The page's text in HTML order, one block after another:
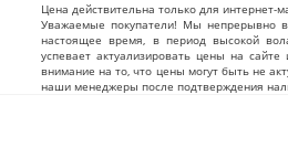
Цена действительна только для интернет-
Уважаемые покупатели! Мы непрерывно
настоящее время, в период высокой
успевает актуализировать цены на
внимание на то, что цены могут быть не
наши менеджеры после подтверждения